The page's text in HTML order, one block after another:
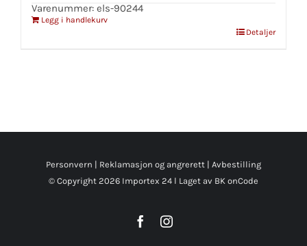
Varenummer: els-90244
Legg i handlekurv
Detaljer
Personvern | Reklamasjon og angrerett | Avbestilling
© Copyright 2026 Importex 24 l Laget av BK onCode
FacebookInstagram